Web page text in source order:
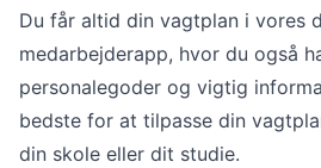
Du får altid din vagtplan i vores
medarbejderapp, hvor du også
personalegoder og vigtig
bedste for at tilpasse din
din skole eller dit studie.